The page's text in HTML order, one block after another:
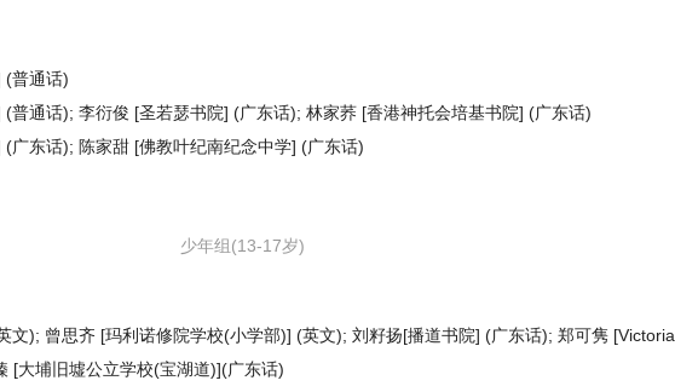
(普通话)
(普通话); 李衍俊 [圣若瑟书院] (广东话); 林家荞 [香港神托会培基书院] (广东话)
(广东话); 陈家甜 [佛教叶纪南纪念中学] (广东话)
少年组(13-17岁)
文); 曾思齐 [玛利诺修院学校(小学部)] (英文); 刘籽扬[播道书院] (广东话); 郑可隽 [Victoria
[大埔旧墟公立学校(宝湖道)](广东话)